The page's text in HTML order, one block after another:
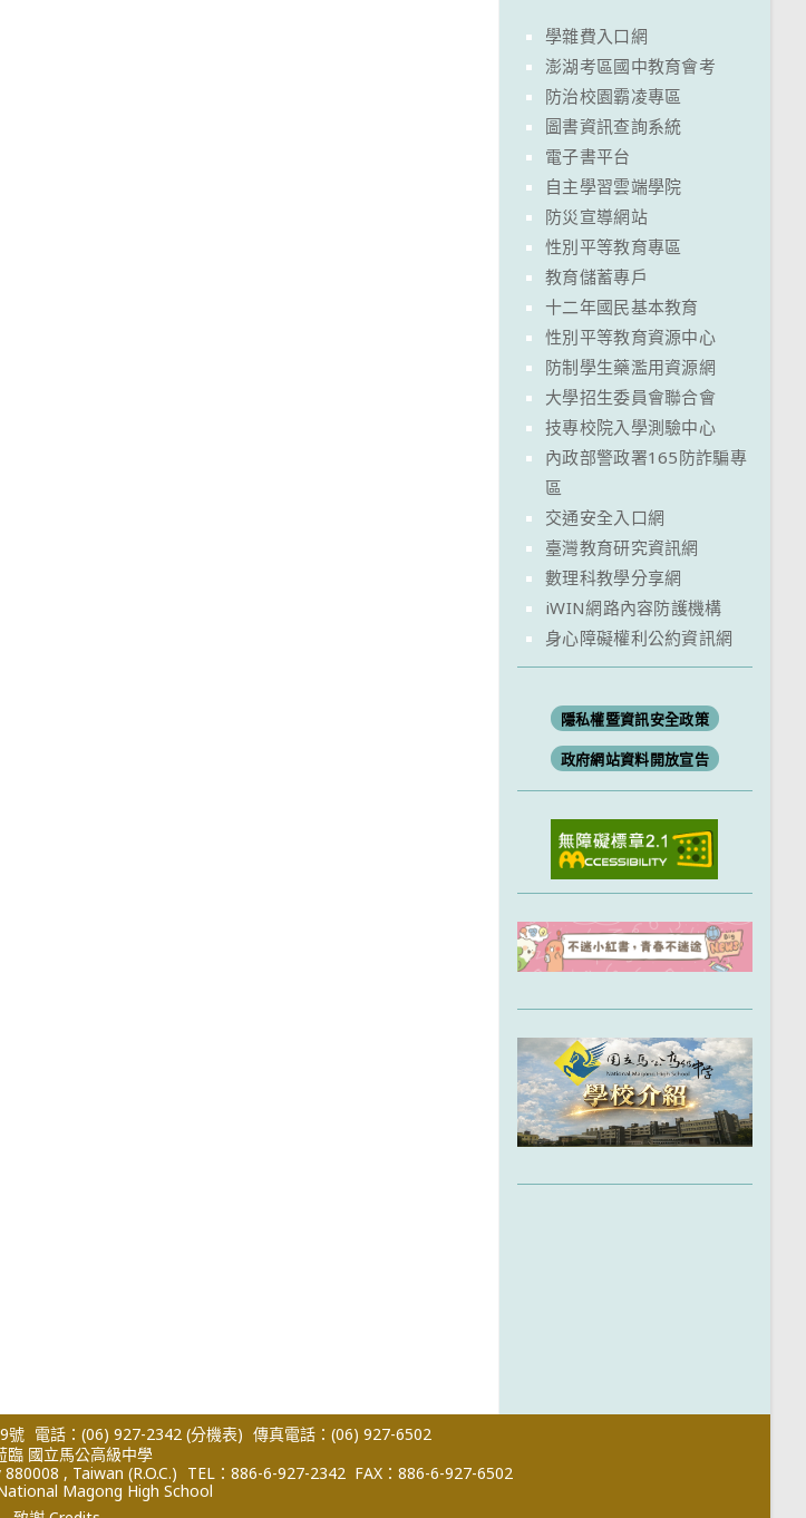
學雜費入口網
澎湖考區國中教育會考
防治校園霸凌專區
圖書資訊查詢系統
電子書平台
自主學習雲端學院
防災宣導網站
性別平等教育專區
教育儲蓄專戶
十二年國民基本教育
性別平等教育資源中心
防制學生藥濫用資源網
大學招生委員會聯合會
技專校院入學測驗中心
內政部警政署165防詐騙專
區
交通安全入口網
臺灣教育研究資訊網
數理科教學分享網
iWIN網路內容防護機構
身心障礙權利公約資訊網
隱私權暨資訊安全政策
政府網站資料開放宣告
號 電話：(06) 927-2342 (分機表) 傳真電話：(06) 927-6502
臨 國立馬公高級中學
, Taiwan (R.O.C.) TEL：886-6-927-2342 FAX：886-6-927-6502
Magong High School